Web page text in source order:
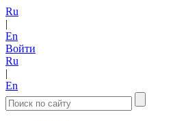
Ru
|
En
Войти
Ru
|
En